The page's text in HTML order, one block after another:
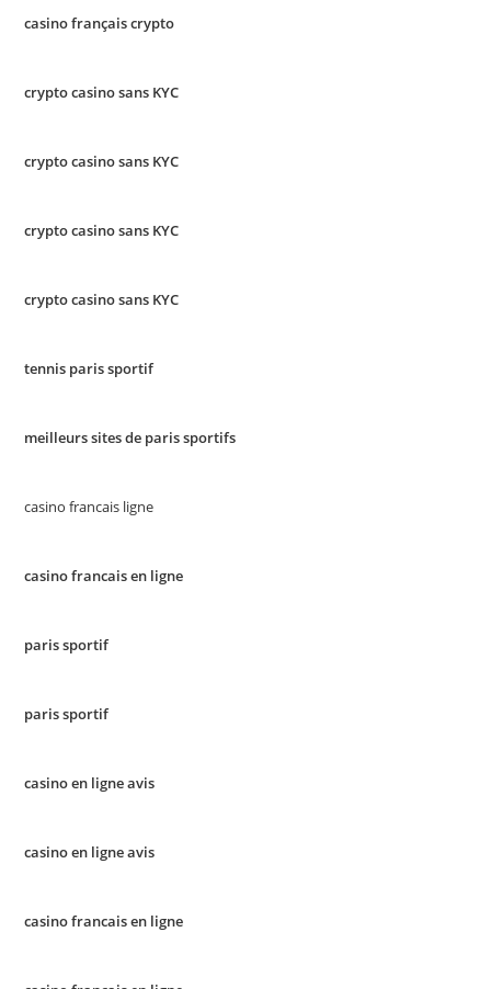
casino français crypto
crypto casino sans KYC
crypto casino sans KYC
crypto casino sans KYC
crypto casino sans KYC
tennis paris sportif
meilleurs sites de paris sportifs
casino francais ligne
casino francais en ligne
paris sportif
paris sportif
casino en ligne avis
casino en ligne avis
casino francais en ligne